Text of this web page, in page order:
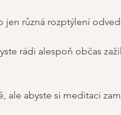
jen různá rozptýlení
rádi alespoň občas
ale abyste si meditaci